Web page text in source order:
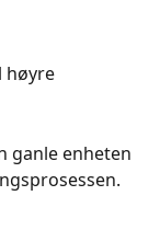
høyre
ganle enheten